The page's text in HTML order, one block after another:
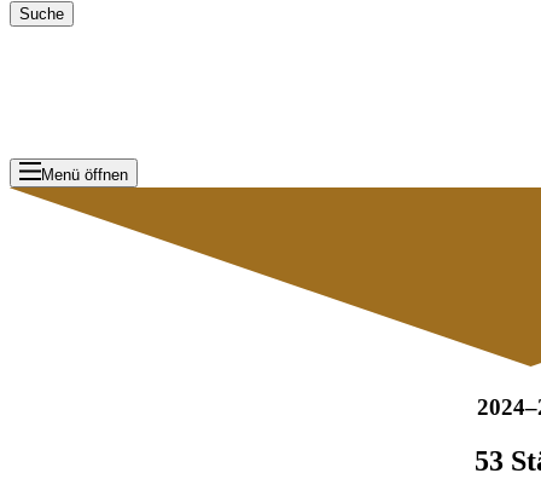
Suche
Menü öffnen
53